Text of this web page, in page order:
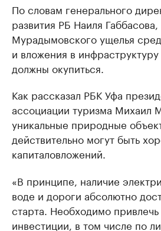
По словам генерального
развития РБ Наиля
Мурадымовского ущелья
и вложения в
должны окупиться.
Как рассказал РБК Уфа
ассоциации туризма Михаил
уникальные природные
действительно могут быть
капиталовложений.
«В принципе, наличие
воде и дороги абсолютно
старта. Необходимо
инвестиции, в том числе по